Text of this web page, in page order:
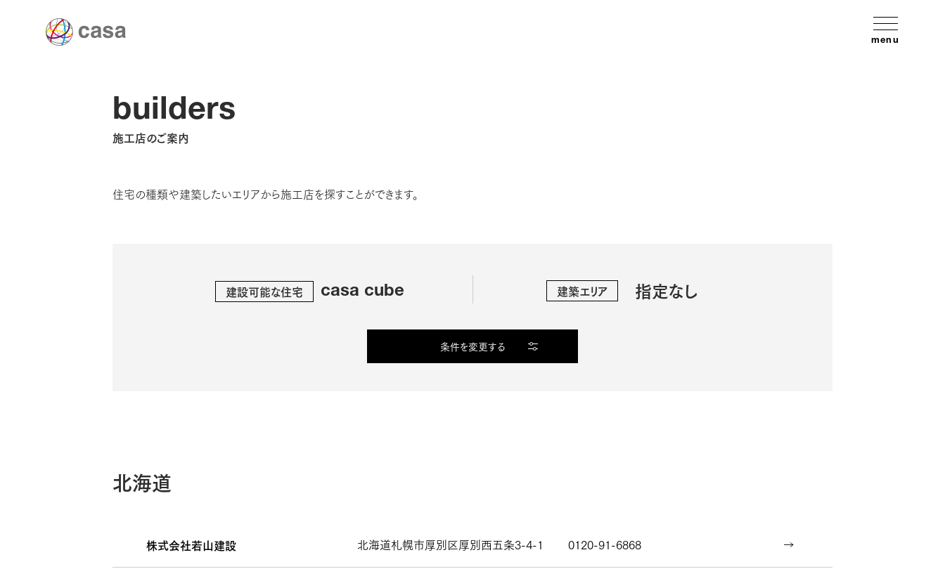
menu
builders
施工店のご案内
住宅の種類や建築したいエリアから施工店を探すことができます。
建設可能な住宅 casa cube 建築エリア 指定なし
条件を変更する
北海道
株式会社若山建設 北海道札幌市厚別区厚別西五条3-4-1 0120-91-6868